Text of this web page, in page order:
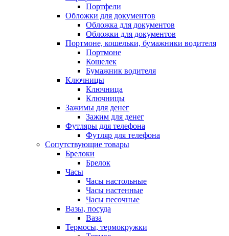
Портфели
Обложки для документов
Обложка для документов
Обложки для документов
Портмоне, кошельки, бумажники водителя
Портмоне
Кошелек
Бумажник водителя
Ключницы
Ключница
Ключницы
Зажимы для денег
Зажим для денег
Футляры для телефона
Футляр для телефона
Сопутствующие товары
Брелоки
Брелок
Часы
Часы настольные
Часы настенные
Часы песочные
Вазы, посуда
Ваза
Термосы, термокружки